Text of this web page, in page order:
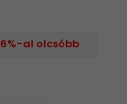
al olcsóbb